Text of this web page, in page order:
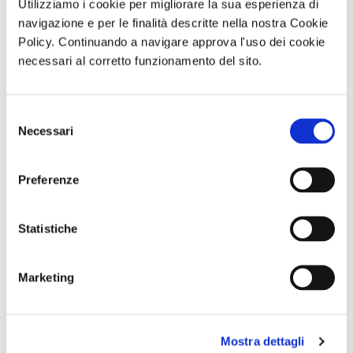
Utilizziamo i cookie per migliorare la sua esperienza di
navigazione e per le finalità descritte nella nostra Cookie
Policy. Continuando a navigare approva l'uso dei cookie
necessari al corretto funzionamento del sito.
delNecessari
Preferenze
Statistiche
Marketing
Mostra dettagli
GARA DI PESCA
– Naviglio del
Comunicato n. 30
Giornata in
natura con
Gita giornaliera
- Il cimitero
Sabato 26
Settembre
Comunicato n. 84
Roma, 29 Luglio 2026
COPERTINA
Meeting delle famiglie